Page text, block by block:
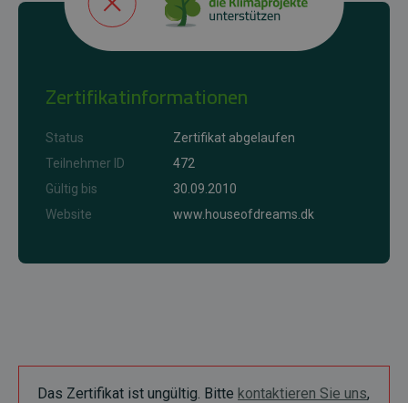
Zertifikatinformationen
Status
Zertifikat abgelaufen
Teilnehmer ID
472
Gültig bis
30.09.2010
Website
www.houseofdreams.dk
Das Zertifikat ist ungültig. Bitte kontaktieren Sie uns,